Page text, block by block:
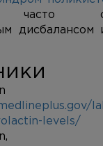
дисбалансом
levels/